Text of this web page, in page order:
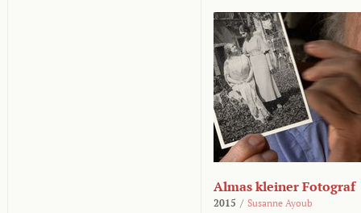
Almas kleiner Fotograf
2015 / Susanne Ayoub